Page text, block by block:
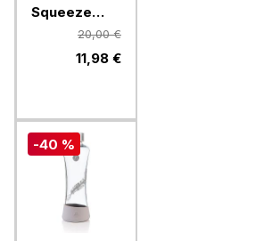
Squeeze
Magnolia,
20,00 €
11,98 €
-40 %